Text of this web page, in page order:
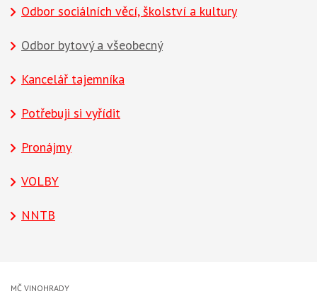
Odbor sociálních věcí, školství a kultury
Odbor bytový a všeobecný
Kancelář tajemníka
Potřebuji si vyřídit
Pronájmy
VOLBY
NNTB
MČ VINOHRADY